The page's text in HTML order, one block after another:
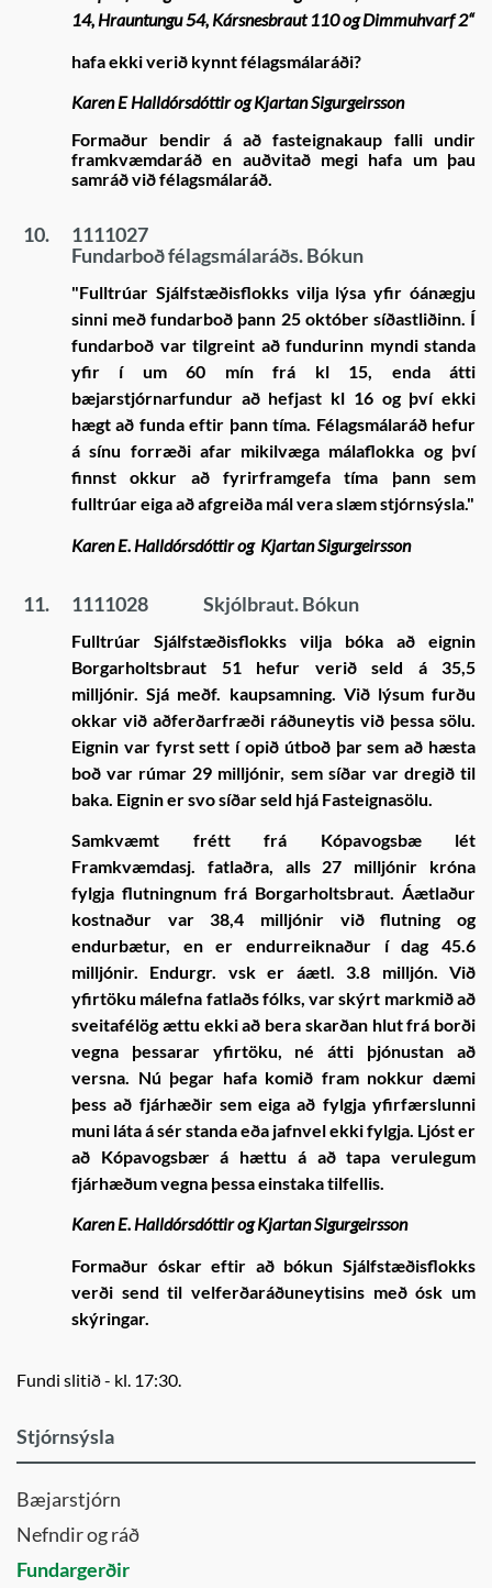
14, Hrauntungu 54, Kársnesbraut 110 og Dimmuhvarf 2“
hafa ekki verið kynnt félagsmálaráði?
Karen E Halldórsdóttir og Kjartan Sigurgeirsson
Formaður bendir á að fasteignakaup falli undir
framkvæmdaráð en auðvitað megi hafa um þau
samráð við félagsmálaráð.
10.
1111027
Fundarboð félagsmálaráðs. Bókun
"Fulltrúar Sjálfstæðisflokks vilja lýsa yfir óánægju
sinni með fundarboð þann 25 október síðastliðinn. Í
fundarboð var tilgreint að fundurinn myndi standa
yfir í um 60 mín frá kl 15, enda átti
bæjarstjórnarfundur að hefjast kl 16 og því ekki
hægt að funda eftir þann tíma. Félagsmálaráð hefur
á sínu forræði afar mikilvæga málaflokka og því
finnst okkur að fyrirframgefa tíma þann sem
fulltrúar eiga að afgreiða mál vera slæm stjórnsýsla."
Karen E. Halldórsdóttir og Kjartan Sigurgeirsson
11. 1111028 Skjólbraut. Bókun
Fulltrúar Sjálfstæðisflokks vilja bóka að eignin
Borgarholtsbraut 51 hefur verið seld á 35,5
milljónir. Sjá meðf. kaupsamning. Við lýsum furðu
okkar við aðferðarfræði ráðuneytis við þessa sölu.
Eignin var fyrst sett í opið útboð þar sem að hæsta
boð var rúmar 29 milljónir, sem síðar var dregið til
baka. Eignin er svo síðar seld hjá Fasteignasölu.
Samkvæmt frétt frá Kópavogsbæ lét
Framkvæmdasj. fatlaðra, alls 27 milljónir króna
fylgja flutningnum frá Borgarholtsbraut. Áætlaður
kostnaður var 38,4 milljónir við flutning og
endurbætur, en er endurreiknaður í dag 45.6
milljónir. Endurgr. vsk er áætl. 3.8 milljón. Við
yfirtöku málefna fatlaðs fólks, var skýrt markmið að
sveitafélög ættu ekki að bera skarðan hlut frá borði
vegna þessarar yfirtöku, né átti þjónustan að
versna. Nú þegar hafa komið fram nokkur dæmi
þess að fjárhæðir sem eiga að fylgja yfirfærslunni
muni láta á sér standa eða jafnvel ekki fylgja. Ljóst er
að Kópavogsbær á hættu á að tapa verulegum
fjárhæðum vegna þessa einstaka tilfellis.
Karen E. Halldórsdóttir og Kjartan Sigurgeirsson
Formaður óskar eftir að bókun Sjálfstæðisflokks
verði send til velferðaráðuneytisins með ósk um
skýringar.
Fundi slitið - kl. 17:30.
Stjórnsýsla
Bæjarstjórn
Nefndir og ráð
Fundargerðir